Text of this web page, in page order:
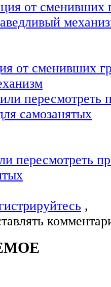
от сменивших
пересмотреть
,